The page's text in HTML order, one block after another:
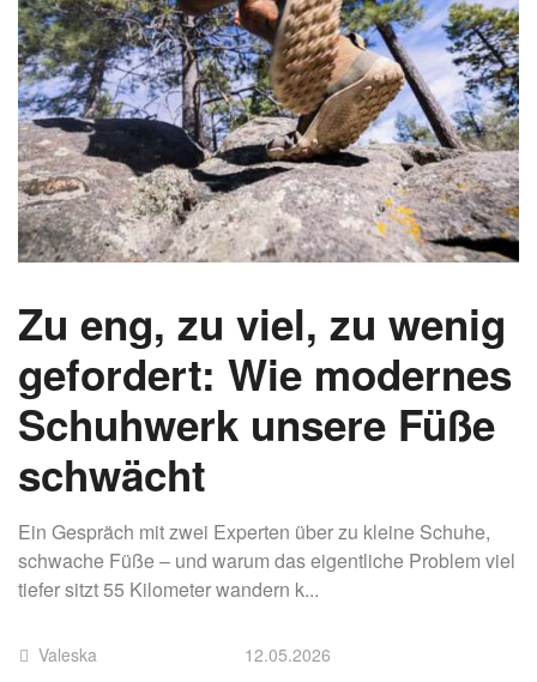
Zu eng, zu viel, zu wenig
gefordert: Wie modernes
Schuhwerk unsere Füße
schwächt
Ein Gespräch mit zwei Experten über zu kleine Schuhe,
schwache Füße – und warum das eigentliche Problem viel
tiefer sitzt 55 Kilometer wandern k...
Valeska
12.05.2026